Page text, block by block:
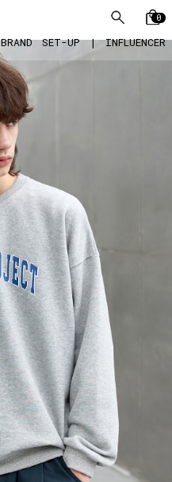
0
BRAND SET-UP | INFLUENCER